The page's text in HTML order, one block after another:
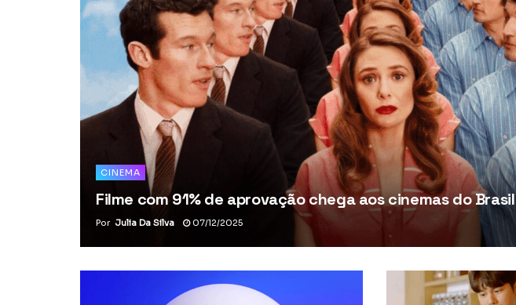
CINEMA
Filme com 91% de aprovação chega aos cinemas do Brasil
Por Julia Da Silva 07/12/2025